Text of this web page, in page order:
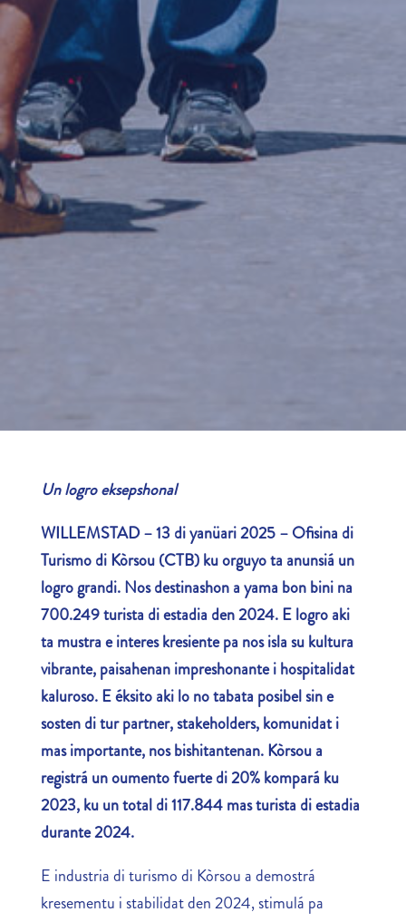
Un logro eksepshonal
WILLEMSTAD – 13 di yanüari 2025 –Ofisina di
Turismo di Kòrsou (CTB) ku orguyo ta anunsiá un
logro grandi. Nos destinashon a yama bon bini na
700.249 turista di estadia den 2024. E logro aki
ta mustra e interes kresiente pa nos isla su kultura
vibrante, paisahenan impreshonante i hospitalidat
kaluroso. E éksito aki lo no tabata posibel sin e
sosten di tur partner, stakeholders, komunidat i
mas importante, nos bishitantenan. Kòrsou a
registrá un oumento fuerte di 20% kompará ku
2023, ku un total di 117.844 mas turista di estadia
durante 2024.
E industria di turismo di Kòrsou a demostrá
kresementu i stabilidat den 2024, stimulá pa